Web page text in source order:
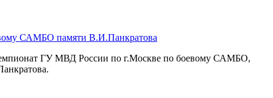
САМБО памяти В.И.Панкратова
ГУ МВД России по г.Москве по боевому САМБО,